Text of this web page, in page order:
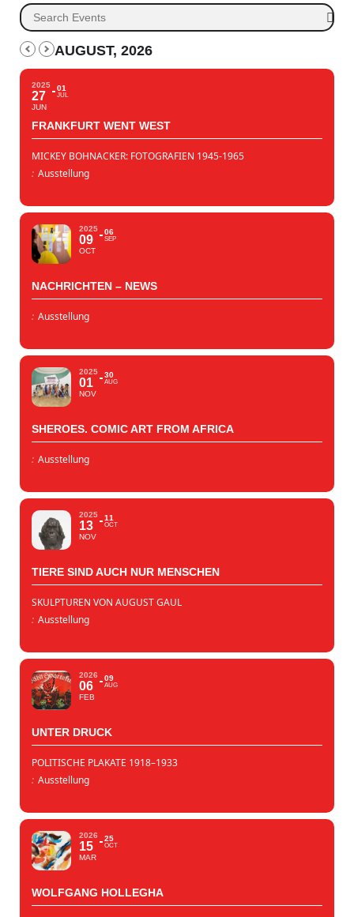
AUGUST, 2026
2025
27
JUN
01
JUL
FRANKFURT WENT WEST
MICKEY BOHNACKER: FOTOGRAFIEN 1945-1965
: Ausstellung
2025
09
OCT
06
SEP
NACHRICHTEN – NEWS
: Ausstellung
2025
01
NOV
30
AUG
SHEROES. COMIC ART FROM AFRICA
: Ausstellung
2025
13
NOV
11
OCT
TIERE SIND AUCH NUR MENSCHEN
SKULPTUREN VON AUGUST GAUL
: Ausstellung
2026
06
FEB
09
AUG
UNTER DRUCK
POLITISCHE PLAKATE 1918–1933
: Ausstellung
2026
15
MAR
25
OCT
WOLFGANG HOLLEGHA